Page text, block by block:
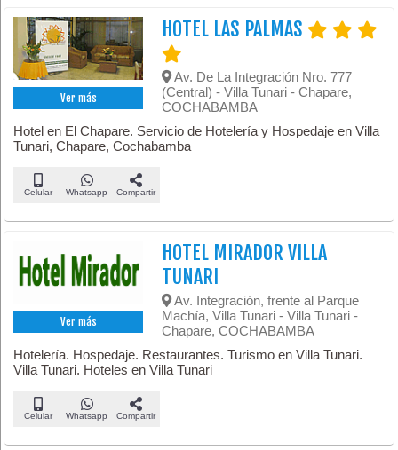
Ver más
HOTEL LAS PALMAS
Av. De La Integración Nro. 777
(Central) - Villa Tunari - Chapare,
COCHABAMBA
Hotel en El Chapare. Servicio de Hotelería y Hospedaje en Villa
Tunari, Chapare, Cochabamba
Celular Whatsapp Compartir
Ver más
HOTEL MIRADOR VILLA
TUNARI
Av. Integración, frente al Parque
Machía, Villa Tunari - Villa Tunari -
Chapare, COCHABAMBA
Hotelería. Hospedaje. Restaurantes. Turismo en Villa Tunari.
Villa Tunari. Hoteles en Villa Tunari
Celular Whatsapp Compartir